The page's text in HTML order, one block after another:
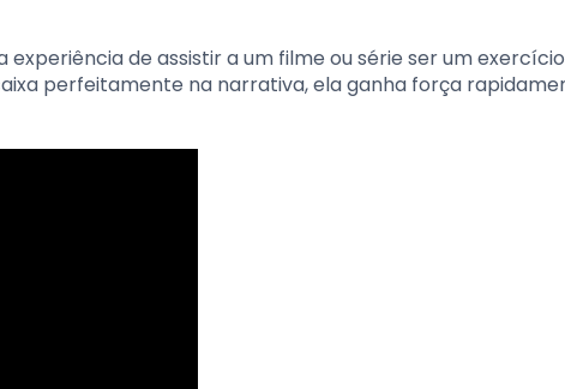
de assistir a um filme ou série ser um
perfeitamente na narrativa, ela ganha força